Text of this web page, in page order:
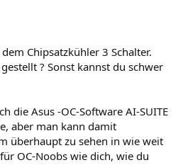
Chipsatzkühler 3 Schalter.
? Sonst kannst du schwer
die Asus -OC-Software AI-SUITE
aber man kann damit
überhaupt zu sehen in wie weit
OC-Noobs wie dich, wie du